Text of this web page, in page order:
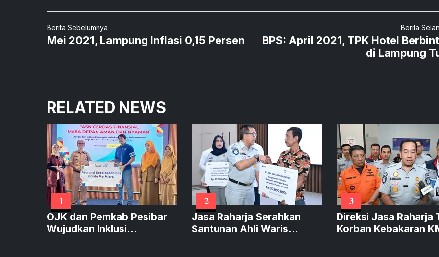
Berita Sebelumnya
Mei 2021, Lampung Inflasi 0,15 Persen
Berita
BPS: April 2021, TPK Hotel
di Lampung
RELATED NEWS
1
OJK dan Pemkab Pesibar
Wujudkan Inklusi
2
Jasa Raharja Serahkan
Santunan Ahli Waris
3
Direksi Jasa Raharja
Korban Kebakaran KM